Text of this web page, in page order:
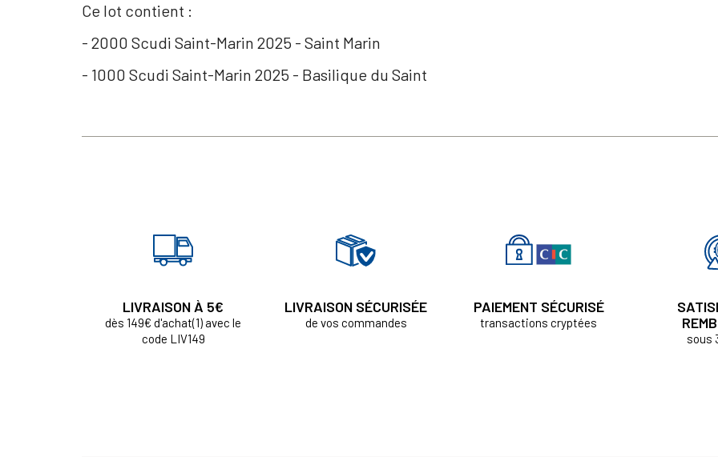
Ce lot contient :
- 2000 Scudi Saint-Marin 2025 - Saint Marin
- 1000 Scudi Saint-Marin 2025 - Basilique du Saint
LIVRAISON À 5€
dès 149€ d'achat(1) avec le
code LIV149
LIVRAISON SÉCURISÉE
de vos commandes
PAIEMENT SÉCURISÉ
transactions cryptées
sous